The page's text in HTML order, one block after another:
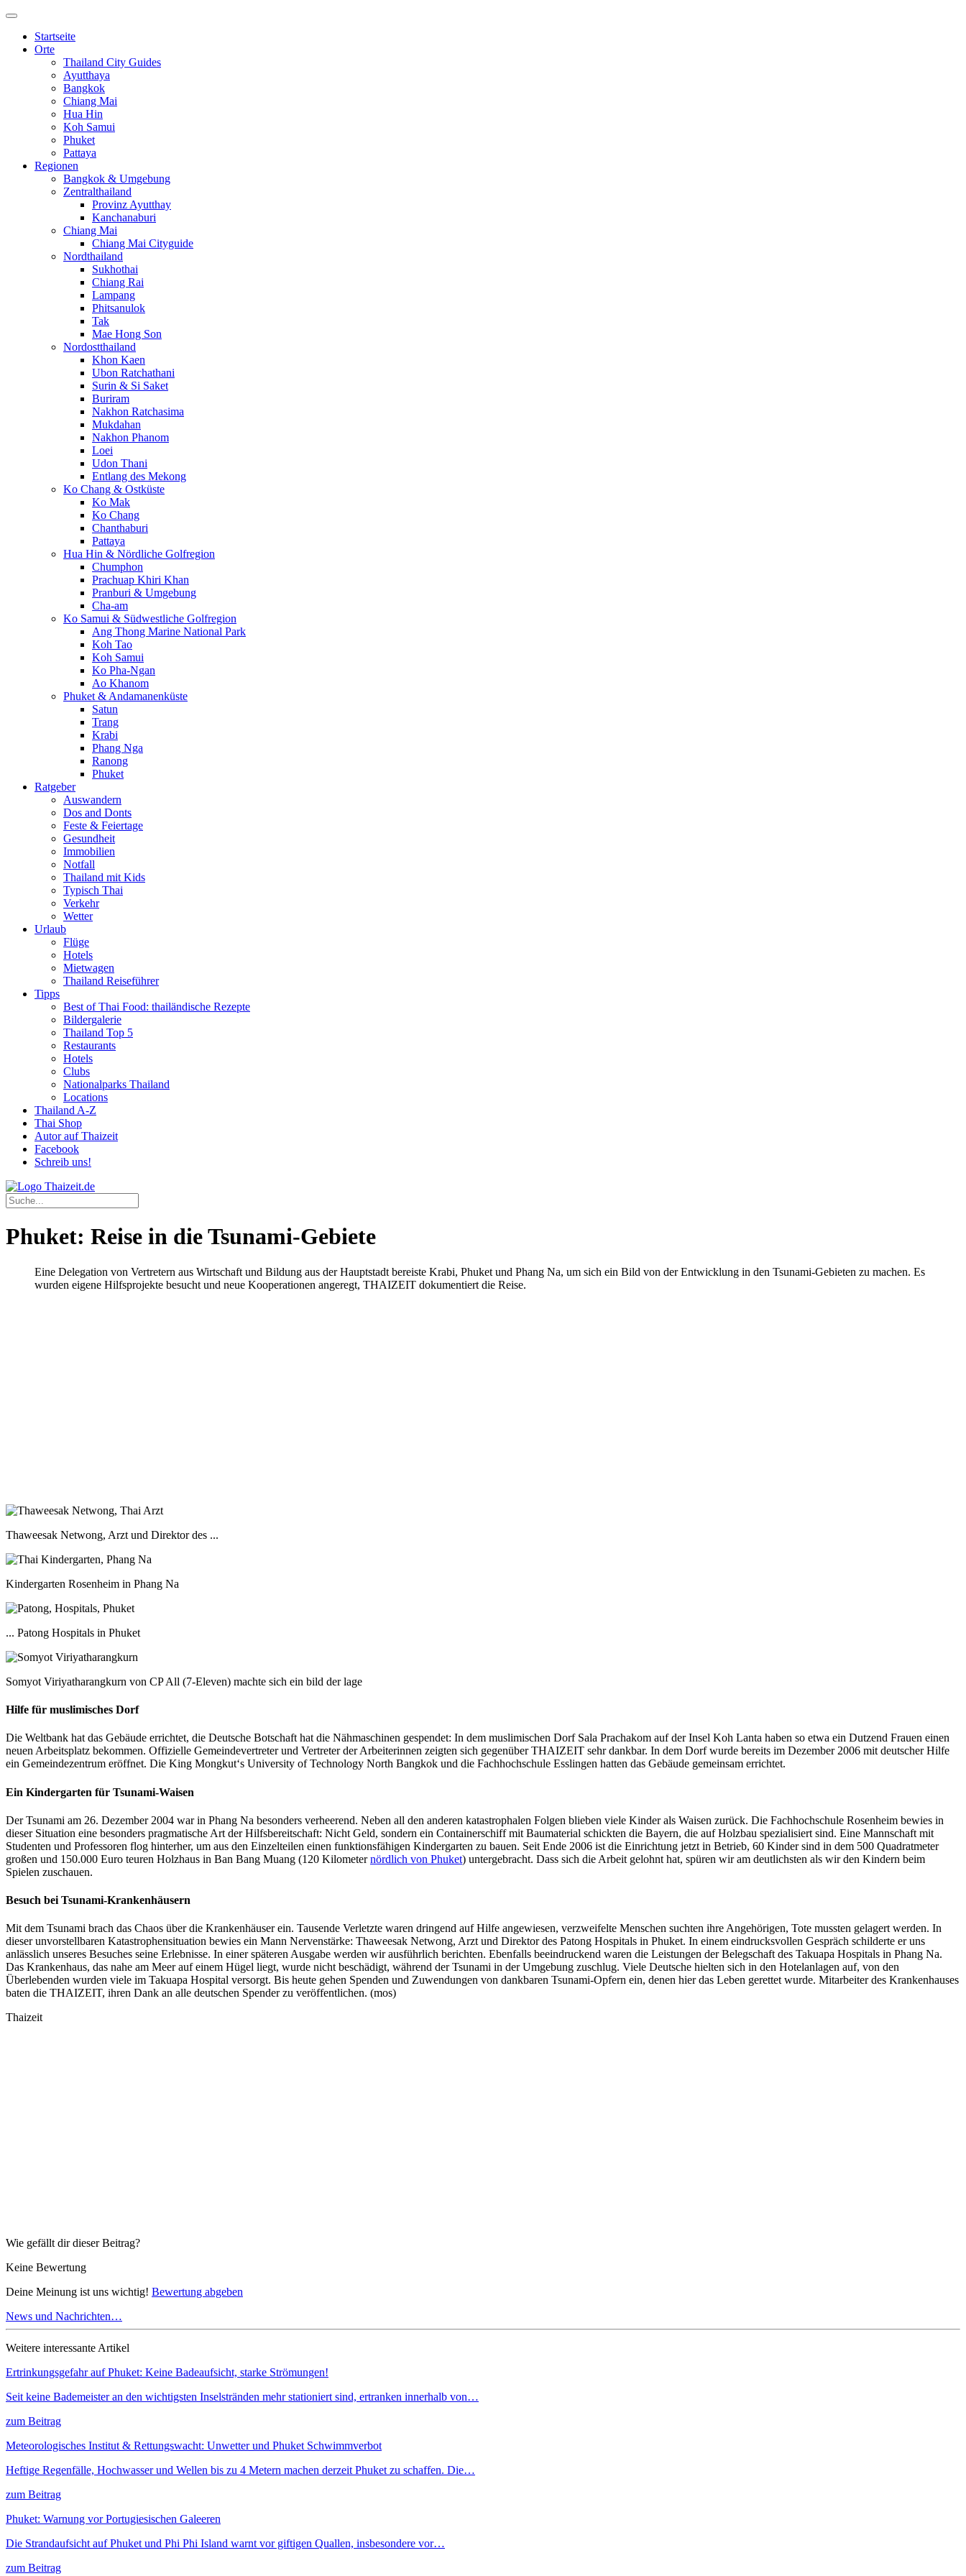
Startseite
Orte
Thailand City Guides
Ayutthaya
Bangkok
Chiang Mai
Hua Hin
Koh Samui
Phuket
Pattaya
Regionen
Bangkok & Umgebung
Zentralthailand
Provinz Ayutthay
Kanchanaburi
Chiang Mai
Chiang Mai Cityguide
Nordthailand
Sukhothai
Chiang Rai
Lampang
Phitsanulok
Tak
Mae Hong Son
Nordostthailand
Khon Kaen
Ubon Ratchathani
Surin & Si Saket
Buriram
Nakhon Ratchasima
Mukdahan
Nakhon Phanom
Loei
Udon Thani
Entlang des Mekong
Ko Chang & Ostküste
Ko Mak
Ko Chang
Chanthaburi
Pattaya
Hua Hin & Nördliche Golfregion
Chumphon
Prachuap Khiri Khan
Pranburi & Umgebung
Cha-am
Ko Samui & Südwestliche Golfregion
Ang Thong Marine National Park
Koh Tao
Koh Samui
Ko Pha-Ngan
Ao Khanom
Phuket & Andamanenküste
Satun
Trang
Krabi
Phang Nga
Ranong
Phuket
Ratgeber
Auswandern
Dos and Donts
Feste & Feiertage
Gesundheit
Immobilien
Notfall
Thailand mit Kids
Typisch Thai
Verkehr
Wetter
Urlaub
Flüge
Hotels
Mietwagen
Thailand Reiseführer
Tipps
Best of Thai Food: thailändische Rezepte
Bildergalerie
Thailand Top 5
Restaurants
Hotels
Clubs
Nationalparks Thailand
Locations
Thailand A-Z
Thai Shop
Autor auf Thaizeit
Facebook
Schreib uns!
Phuket: Reise in die Tsunami-Gebiete
Eine Delegation von Vertretern aus Wirtschaft und Bildung aus der Hauptstadt bereiste Krabi, Phuket und Phang Na, um sich ein Bild von der Entwicklung in den Tsunami-Gebieten zu machen. Es
wurden eigene Hilfsprojekte besucht und neue Kooperationen angeregt, THAIZEIT dokumentiert die Reise.
Thaweesak Netwong, Arzt und Direktor des ...
Kindergarten Rosenheim in Phang Na
... Patong Hospitals in Phuket
Somyot Viriyatharangkurn von CP All (7-Eleven) machte sich ein bild der lage
Hilfe für muslimisches Dorf
Die Weltbank hat das Gebäude errichtet, die Deutsche Botschaft hat die Nähmaschinen gespendet: In dem muslimischen Dorf Sala Prachakom auf der Insel Koh Lanta haben so etwa ein Dutzend Frauen einen
neuen Arbeitsplatz bekommen. Offizielle Gemeindevertreter und Vertreter der Arbeiterinnen zeigten sich gegenüber THAIZEIT sehr dankbar. In dem Dorf wurde bereits im Dezember 2006 mit deutscher Hilfe
ein Gemeindezentrum eröffnet. Die King Mongkut‘s University of Technology North Bangkok und die Fachhochschule Esslingen hatten das Gebäude gemeinsam errichtet.
Ein Kindergarten für Tsunami-Waisen
Der Tsunami am 26. Dezember 2004 war in Phang Na besonders verheerend. Neben all den anderen katastrophalen Folgen blieben viele Kinder als Waisen zurück. Die Fachhochschule Rosenheim bewies in
dieser Situation eine besonders pragmatische Art der Hilfsbereitschaft: Nicht Geld, sondern ein Containerschiff mit Baumaterial schickten die Bayern, die auf Holzbau spezialisiert sind. Eine Mannschaft mit
Studenten und Professoren flog hinterher, um aus den Einzelteilen einen funktionsfähigen Kindergarten zu bauen. Seit Ende 2006 ist die Einrichtung jetzt in Betrieb, 60 Kinder sind in dem 500 Quadratmeter
großen und 150.000 Euro teuren Holzhaus in Ban Bang Muang (120 Kilometernördlich von Phuket) untergebracht. Dass sich die Arbeit gelohnt hat, spüren wir am deutlichsten als wir den Kindern beim
Spielen zuschauen.
Besuch bei Tsunami-Krankenhäusern
Mit dem Tsunami brach das Chaos über die Krankenhäuser ein. Tausende Verletzte waren dringend auf Hilfe angewiesen, verzweifelte Menschen suchten ihre Angehörigen, Tote mussten gelagert werden. In
dieser unvorstellbaren Katastrophensituation bewies ein Mann Nervenstärke: Thaweesak Netwong, Arzt und Direktor des Patong Hospitals in Phuket. In einem eindrucksvollen Gespräch schilderte er uns
anlässlich unseres Besuches seine Erlebnisse. In einer späteren Ausgabe werden wir ausführlich berichten. Ebenfalls beeindruckend waren die Leistungen der Belegschaft des Takuapa Hospitals in Phang Na.
Das Krankenhaus, das nahe am Meer auf einem Hügel liegt, wurde nicht beschädigt, während der Tsunami in der Umgebung zuschlug. Viele Deutsche hielten sich in den Hotelanlagen auf, von den
Überlebenden wurden viele im Takuapa Hospital versorgt. Bis heute gehen Spenden und Zuwendungen von dankbaren Tsunami-Opfern ein, denen hier das Leben gerettet wurde. Mitarbeiter des Krankenhauses
baten die THAIZEIT, ihren Dank an alle deutschen Spender zu veröffentlichen. (mos)
Thaizeit
Wie gefällt dir dieser Beitrag?
Keine Bewertung
Deine Meinung ist uns wichtig! Bewertung abgeben
News und Nachrichten…
Weitere interessante Artikel
Ertrinkungsgefahr auf Phuket: Keine Badeaufsicht, starke Strömungen!
Seit keine Bademeister an den wichtigsten Inselstränden mehr stationiert sind, ertranken innerhalb von…
zum Beitrag
Meteorologisches Institut & Rettungswacht: Unwetter und Phuket Schwimmverbot
Heftige Regenfälle, Hochwasser und Wellen bis zu 4 Metern machen derzeit Phuket zu schaffen. Die…
zum Beitrag
Phuket: Warnung vor Portugiesischen Galeeren
Die Strandaufsicht auf Phuket und Phi Phi Island warnt vor giftigen Quallen, insbesondere vor…
zum Beitrag